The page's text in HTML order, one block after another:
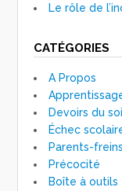
Le rôle de
CATÉGORIES
A Propos
Devoirs du
Échec
Parents-freins
Précocité
Boîte à outils